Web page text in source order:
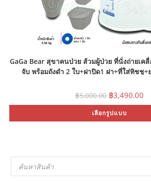
GaGa Bear สุขาคนป่วย ส้วมผู้ป่วย ที่นั่งถ่ายเ
จับ พร้อมถังดำ 2 ใบ+ฝาปิด1 ฝา+ที่ใส่ทิชชู
฿5,000.00 Original
price
was:
฿5,000.00.
฿3,490.00
is:
เลือกรูปแบบ
Products
search